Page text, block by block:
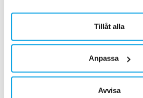
Tillåt alla
Anpassa
Avvisa
Med anledning av Rysslands invasion
har Elektroskandia adresserat och tagit